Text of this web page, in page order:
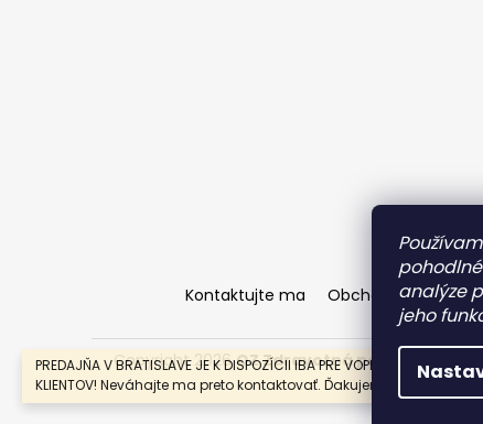
analýze
jeho
PREDAJŇA V BRATISLAVE JE K DISPOZÍCII IBA PRE VOPRED
KLIENTOV! Neváhajte ma preto kontaktovať. Ďakujem.
Kontaktujte ma Obchodné
Copyright 2026OZ Zdravotná podprsenka .